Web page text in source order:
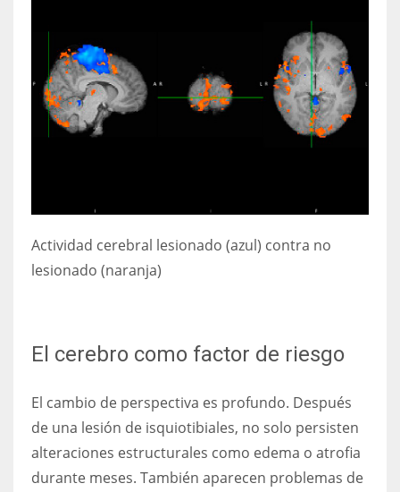
Actividad cerebral lesionado (azul) contra no
lesionado (naranja)
El cerebro como factor de riesgo
El cambio de perspectiva es profundo. Después
de una lesión de isquiotibiales, no solo persisten
alteraciones estructurales como edema o atrofia
durante meses. También aparecen problemas de